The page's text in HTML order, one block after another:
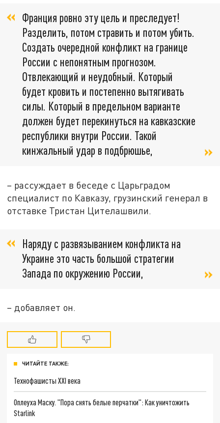
Франция ровно эту цель и преследует!
Разделить, потом стравить и потом убить.
Создать очередной конфликт на границе
России с непонятным прогнозом.
Отвлекающий и неудобный. Который
будет кровить и постепенно вытягивать
силы. Который в предельном варианте
должен будет перекинуться на кавказские
республики внутри России. Такой
кинжальный удар в подбрюшье,
– рассуждает в беседе с Царьградом
специалист по Кавказу, грузинский генерал в
отставке Тристан Цителашвили.
Наряду с развязыванием конфликта на
Украине это часть большой стратегии
Запада по окружению России,
– добавляет он.
ЧИТАЙТЕ ТАКЖЕ:
Технофашисты XXI века
Оплеуха Маску. "Пора снять белые перчатки": Как уничтожить
Starlink